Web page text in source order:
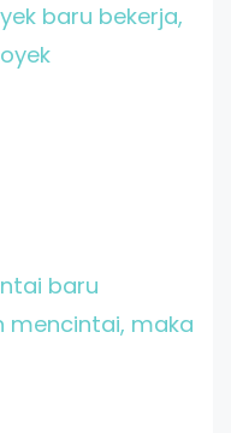
baru bekerja,
baru
mencintai, maka